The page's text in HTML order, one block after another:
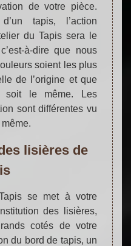
de votre pièce.
tapis, l’action
du Tapis sera le
à-dire que nous
soient les plus
de l’origine et que
soit le même. Les
sont différentes vu
même.
lisières de
se met à votre
des lisières,
cotés de votre
du bord de tapis, un